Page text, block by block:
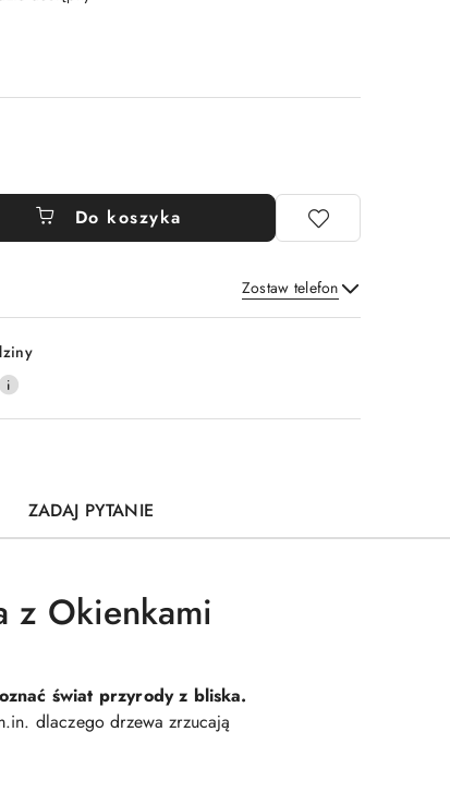
Do koszyka
Zostaw telefon
Wyślij
ZADAJ PYTANIE
z Okienkami
świat przyrody z bliska.
dlaczego drzewa zrzucają